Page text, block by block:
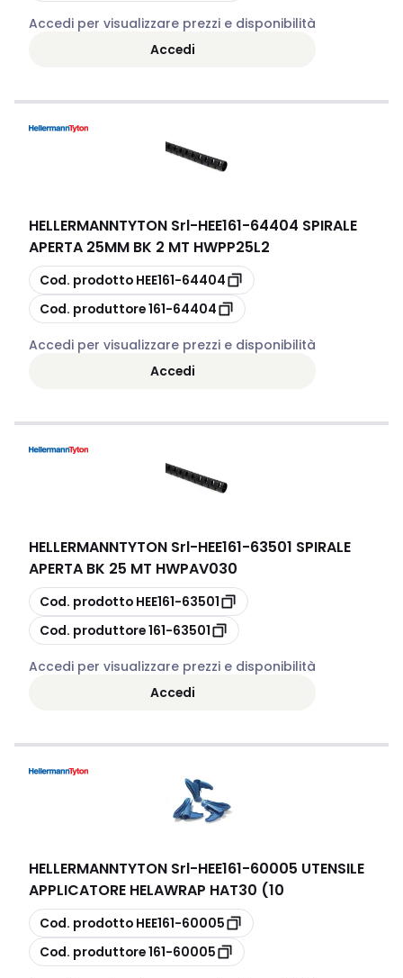
Accedi per visualizzare prezzi e disponibilità
Accedi
HELLERMANNTYTON Srl-HEE161-64404 SPIRALE
APERTA 25MM BK 2 MT HWPP25L2
copia
Cod. prodotto HEE161-64404
copia
Cod. produttore161-64404
Accedi per visualizzare prezzi e disponibilità
Accedi
HELLERMANNTYTON Srl-HEE161-63501 SPIRALE
APERTA BK 25 MT HWPAV030
copia
Cod. prodotto HEE161-63501
copia
Cod. produttore161-63501
Accedi per visualizzare prezzi e disponibilità
Accedi
HELLERMANNTYTON Srl-HEE161-60005 UTENSILE
APPLICATORE HELAWRAP HAT30 (10
copia
Cod. prodotto HEE161-60005
copia
Cod. produttore161-60005